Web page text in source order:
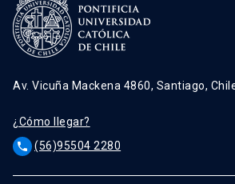
Av. Vicuña Mackena 4860, Santiago,
¿Cómo llegar?
phone (56)95504 2280